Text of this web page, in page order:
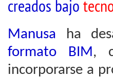
creados bajo
Manusa ha
formato BIM,
incorporarse a